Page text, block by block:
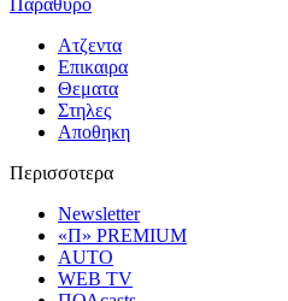
Ατζεντα
Επικαιρα
Θεματα
Στηλες
Αποθηκη
Περισσοτερα
Newsletter
«Π» PREMIUM
AUTO
WEB TV